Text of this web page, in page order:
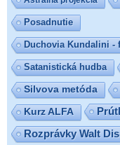
Posadnutie
Duchovia Kundalini -
Satanistická hudba
Silvova metóda
Kurz ALFA
Rozprávky Walt